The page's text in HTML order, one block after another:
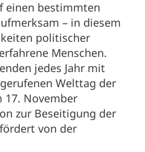
einen bestimmten
– in diesem
politischer
Menschen.
jedes Jahr mit
Welttag der
17. November
zur Beseitigung der
von der